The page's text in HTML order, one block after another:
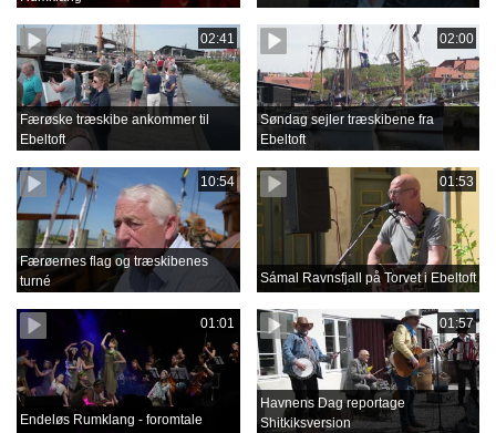
02:41
Færøske træskibe ankommer til
Ebeltoft
02:00
Søndag sejler træskibene fra
Ebeltoft
10:54
Færøernes flag og træskibenes
turné
01:53
Sámal Ravnsfjall på Torvet i Ebeltoft
01:01
Endeløs Rumklang - foromtale
01:57
Havnens Dag reportage
Shitkiksversion